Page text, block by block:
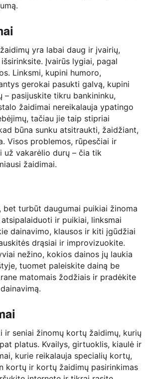
yra labai daug ir įvairių,
Įvairūs lygiai, pagal
Linksmi, kupini humoro,
gerokai pasukti galvą, kupini
– pasijuskite tikru bankininku,
žaidimai nereikalauja ypatingo
tačiau jie taip stipriai
būna sunku atsitraukti, žaidžiant,
Visos problemos, rūpesčiai ir
už vakarėlio durų – čia tik
žaidimai.
bet turbūt daugumai puikiai žinoma
ir puikiai, linksmai
dainavimo, klausos ir kiti įgūdžiai
drąsiai ir improvizuokite.
nežino, kokios dainos jų laukia
tuomet paleiskite dainą be
matomais žodžiais ir pradėkite
ir seniai žinomų kortų žaidimų, kurių
platus. Kvailys, girtuoklis, kiaulė ir
kurie reikalauja specialių kortų,
kortų ir kortų žaidimų pasirinkimas